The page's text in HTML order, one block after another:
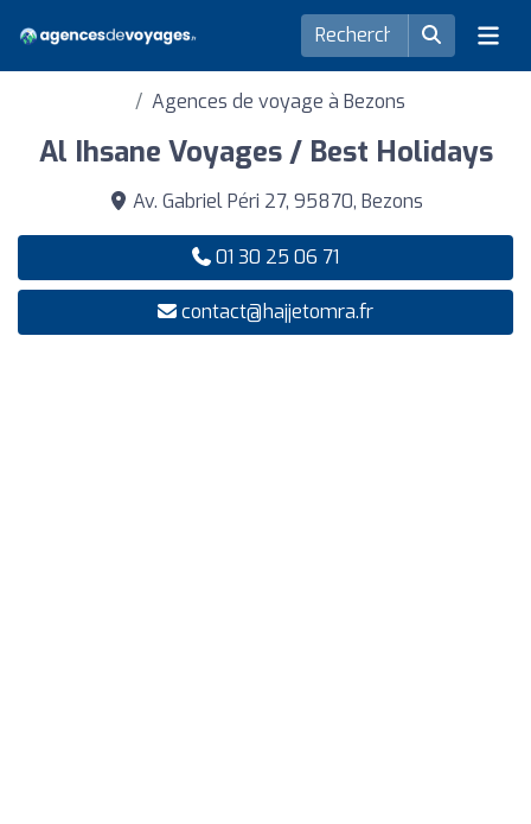
Agences de voyage à Bezons
Al Ihsane Voyages / Best Holidays
Av. Gabriel Péri 27, 95870, Bezons
01 30 25 06 71
contact@hajjetomra.fr